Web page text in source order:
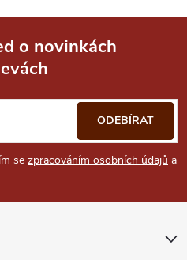
o novinkách
se zpracováním osobních údajů a
ODEBÍRAT